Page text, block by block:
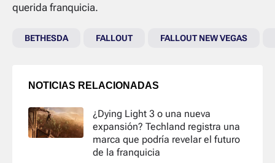
querida franquicia.
BETHESDA FALLOUT FALLOUT NEW VEGAS
NOTICIAS RELACIONADAS
¿Dying Light 3 o una nueva
expansión? Techland registra una
marca que podría revelar el futuro
de la franquicia